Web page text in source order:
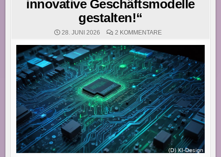
innovative Geschäftsmodelle
gestalten!“
28. JUNI 2026 2 KOMMENTAREZU
DATENANALYSE:
STEIGERN,
KOSTEN
SENKEN
UND
INNOVATIVE
GESTALTEN!“